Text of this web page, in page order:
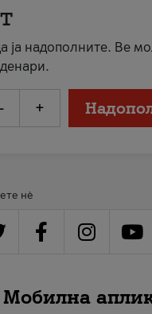
ја надополните. Ве
- +
нè
Мобилна